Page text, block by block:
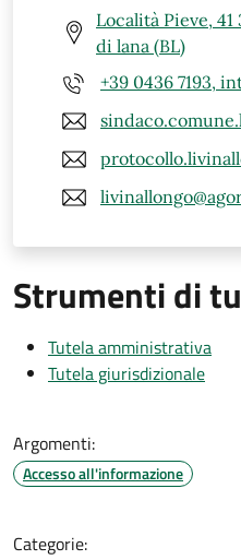
Località Pieve,
di lana (BL)
+39 0436 7193,
Strumenti di
Tutela amministrativa
Tutela giurisdizionale
Argomenti:
Accesso all'informazione
Categorie: